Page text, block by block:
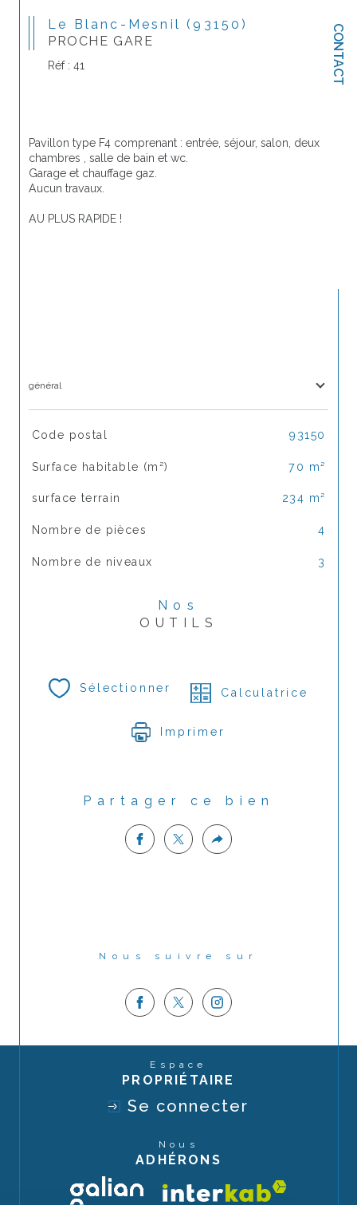
CONTACT
Le Blanc-Mesnil (93150)
PROCHE GARE
Réf : 41
Pavillon type F4 comprenant : entrée, séjour, salon, deux
chambres , salle de bain et wc.
Garage et chauffage gaz.
Aucun travaux.
AU PLUS RAPIDE !
général
TRAD_SIROCCO_Caracteristique
Code postal 93150
Surface habitable (m²) 70 m²
surface terrain 234 m²
Nombre de pièces 4
Nombre de niveaux 3
Nos
OUTILS
Sélectionner Calculatrice
Imprimer
Partager ce bien
Nous suivre sur
Espace
PROPRIÉTAIRE
Se connecter
Nous
ADHÉRONS